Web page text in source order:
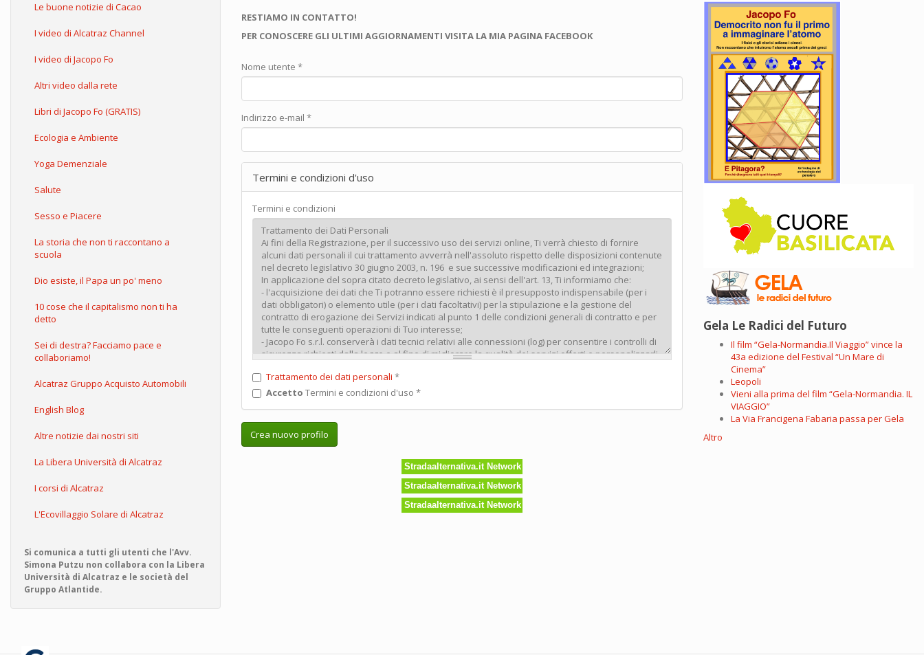
Le buone notizie di Cacao
I video di Alcatraz Channel
I video di Jacopo Fo
Altri video dalla rete
Libri di Jacopo Fo (GRATIS)
Ecologia e Ambiente
Yoga Demenziale
Salute
Sesso e Piacere
La storia che non ti raccontano a
scuola
Dio esiste, il Papa un po' meno
10 cose che il capitalismo non ti ha
detto
Sei di destra? Facciamo pace e
collaboriamo!
Alcatraz Gruppo Acquisto Automobili
English Blog
Altre notizie dai nostri siti
La Libera Università di Alcatraz
I corsi di Alcatraz
L'Ecovillaggio Solare di Alcatraz
Si comunica a tutti gli utenti che l'Avv.
Simona Putzu non collabora con la Libera
Università di Alcatraz e le società del
Gruppo Atlantide.
RESTIAMO IN CONTATTO!
PER CONOSCERE GLI ULTIMI AGGIORNAMENTI VISITA LA MIA PAGINA FACEBOOK
Nome utente *
Indirizzo e-mail *
Termini e condizioni d'uso
Termini e condizioni
Trattamento dei dati personali *
Accetto Termini e condizioni d'uso *
Crea nuovo profilo
Stradaalternativa.it Network
Stradaalternativa.it Network
Stradaalternativa.it Network
Gela Le Radici del Futuro
Il film “Gela-Normandia.Il Viaggio” vince la
43a edizione del Festival “Un Mare di
Cinema”
Leopoli
Vieni alla prima del film “Gela-Normandia. IL
VIAGGIO”
La Via Francigena Fabaria passa per Gela
Altro